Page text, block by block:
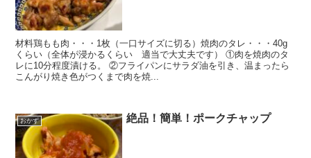
材料鶏もも肉・・・1枚（一口サイズに切る）焼肉のタレ・・・40g
くらい（全体が浸かるくらい 適当で大丈夫です） ①肉を焼肉のタ
レに10分程度漬ける。 ②フライパンにサラダ油を引き、温まったら
こんがり焼き色がつくまで肉を焼...
おかず 絶品！簡単！ポークチャップ